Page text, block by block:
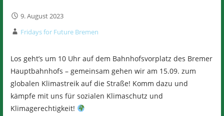
9. August 2023
Fridays for Future Bremen
Los geht’s um 10 Uhr auf dem Bahnhofsvorplatz des Bremer
Hauptbahnhofs – gemeinsam gehen wir am 15.09. zum
globalen Klimastreik auf die Straße! Komm dazu und
kämpfe mit uns für sozialen Klimaschutz und
Klimagerechtigkeit!